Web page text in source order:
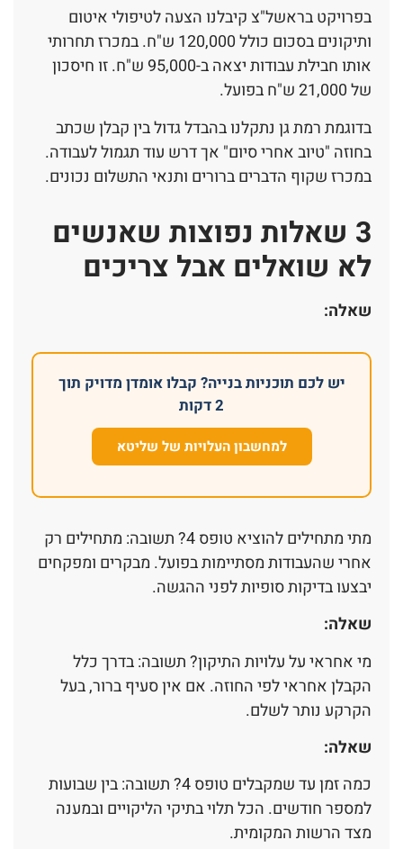
בפרויקט בראשל"צ קיבלנו הצעה לטיפולי איטום
ותיקונים בסכום כולל 120,000 ש"ח. במכרז תחרותי
אותו חבילת עבודות יצאה ב-95,000 ש"ח. זו חיסכון
של 21,000 ש"ח בפועל.
בדוגמת רמת גן נתקלנו בהבדל גדול בין קבלן שכתב
בחוזה "טיוב אחרי סיום" אך דרש עוד תגמול לעבודה.
במכרז שקוף הדברים ברורים ותנאי התשלום נכונים.
3 שאלות נפוצות שאנשים
לא שואלים אבל צריכים
שאלה:
יש לכם תוכניות בנייה? קבלו אומדן מדויק תוך
2 דקות
למחשבון העלויות של שליטא
מתי מתחילים להוציא טופס 4? תשובה: מתחילים רק
אחרי שהעבודות מסתיימות בפועל. מבקרים ומפקחים
יבצעו בדיקות סופיות לפני ההגשה.
שאלה:
מי אחראי על עלויות התיקון? תשובה: בדרך כלל
הקבלן אחראי לפי החוזה. אם אין סעיף ברור, בעל
הקרקע נותר לשלם.
שאלה:
כמה זמן עד שמקבלים טופס 4? תשובה: בין שבועות
למספר חודשים. הכל תלוי בתיקי הליקויים ובמענה
מצד הרשות המקומית.